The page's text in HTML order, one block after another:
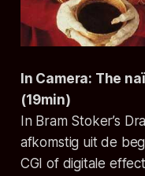
In Camera: The
(19min)
In Bram Stoker’s
afkomstig uit de
CGI of digitale